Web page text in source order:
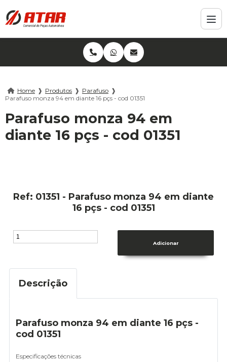
Home ❱ Produtos ❱ Parafuso ❱
Parafuso monza 94 em diante 16 pçs - cod 01351
Parafuso monza 94 em
diante 16 pçs - cod 01351
Ref: 01351 - Parafuso monza 94 em diante
16 pçs - cod 01351
Descrição
Parafuso monza 94 em diante 16 pçs -
cod 01351
Especificações técnicas